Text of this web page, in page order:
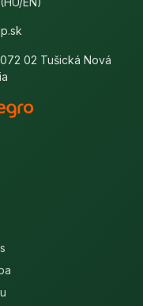
02 Tušická Nová